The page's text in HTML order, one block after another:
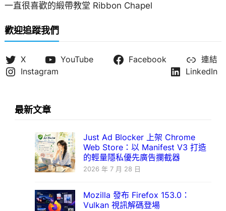
一直很喜歡的緞帶教堂 Ribbon Chapel
歡迎追蹤我們
X YouTube Facebook
連結
Instagram
LinkedIn
最新文章
Just Ad Blocker 上架 Chrome
Web Store：以 Manifest V3 打造
的輕量隱私優先廣告攔截器
2026 年 7 月 28 日
Mozilla 發布 Firefox 153.0：
Vulkan 視訊解碼登場